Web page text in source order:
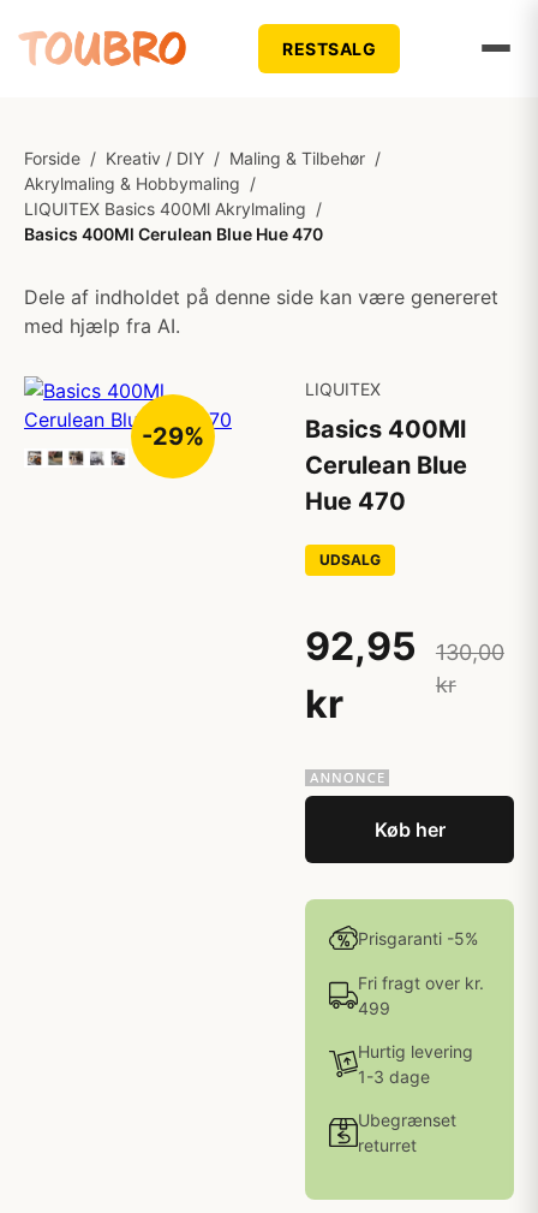
RESTSALG
Forside / Kreativ / DIY / Maling & Tilbehør /
Akrylmaling & Hobbymaling /
LIQUITEX Basics 400Ml Akrylmaling /
Basics 400Ml Cerulean Blue Hue 470
Dele af indholdet på denne side kan være genereret
med hjælp fra AI.
-29%
LIQUITEX
Basics 400Ml
Cerulean Blue
Hue 470
UDSALG
92,95
kr
130,00
kr
Køb her
Prisgaranti -5%
Fri fragt over kr.
499
Hurtig levering
1-3 dage
Ubegrænset
returret